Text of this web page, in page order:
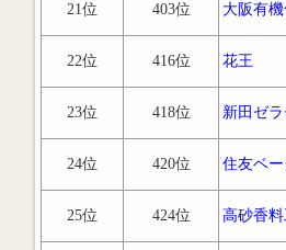
21位 403位 大阪有
22位 416位 花王
23位 418位 新田ゼ
24位 420位 住友ベー
25位 424位 高砂香